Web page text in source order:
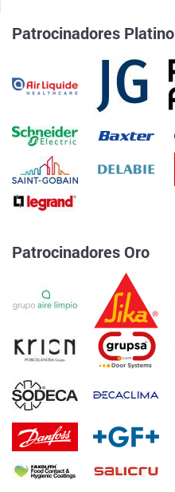
Patrocinadores Platino
Patrocinadores Oro